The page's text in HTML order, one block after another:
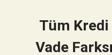
Tüm Kredi
Vade